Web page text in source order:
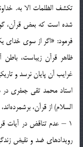
تكشف‌ الظلمات‌ الا به‌.
شده‌ است‌ كه‌ بعض‌ قرآن‌،
فرمود: «اگر از سوي‌ خداي‌
ظاهر قرآن‌ زيباست‌،
غرايب‌ آن‌ پايان‌ نرسد و
استاد محمد تقي‌ جعفري‌
السلام) از قرآن‌،
1 – عدم‌ تناقض‌ در آيات‌
رويدادهاي‌ ضد و نقيض‌